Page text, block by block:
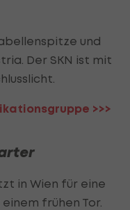
und
Der SKN ist mit
>>>
in Wien für eine
frühen Tor.